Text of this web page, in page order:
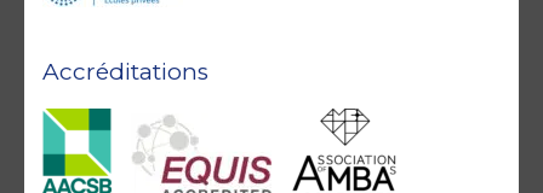
Accréditations